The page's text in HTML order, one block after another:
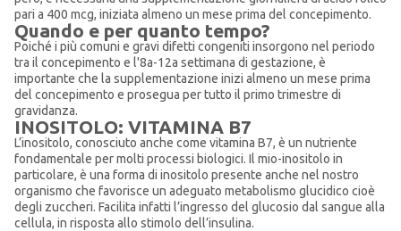
pari a 400 mcg, iniziata almeno un mese prima del concepimento.
Quando e per quanto tempo?
Poiché i più comuni e gravi difetti congeniti insorgono nel periodo
tra il concepimento e l'8a-12a settimana di gestazione, è
importante che la supplementazione inizi almeno un mese prima
del concepimento e prosegua per tutto il primo trimestre di
gravidanza.
INOSITOLO: VITAMINA B7
L’inositolo, conosciuto anche come vitamina B7, è un nutriente
fondamentale per molti processi biologici. Il mio-inositolo in
particolare, è una forma di inositolo presente anche nel nostro
organismo che favorisce un adeguato metabolismo glucidico cioè
degli zuccheri. Facilita infatti l’ingresso del glucosio dal sangue alla
cellula, in risposta allo stimolo dell’insulina.